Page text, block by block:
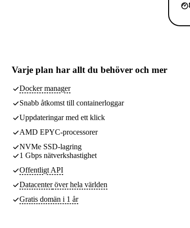
Varje plan har allt du behöver och mer
Docker manager
Snabb åtkomst till containerloggar
Uppdateringar med ett klick
AMD EPYC-processorer
NVMe SSD-lagring
1 Gbps nätverkshastighet
Offentligt API
Datacenteröver hela världen
Gratis domän i 1 år